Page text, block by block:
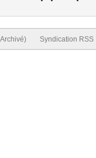
Syndication RSS